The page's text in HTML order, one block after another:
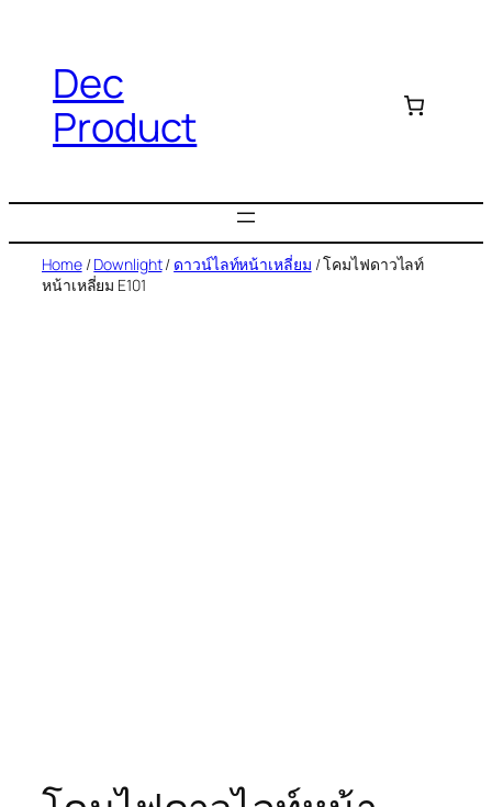
Dec
Product
Home/Downlight/ ดาวน์ไลท์หน้าเหลี่ยม / โคมไฟดาวไลท์
หน้าเหลี่ยม E101